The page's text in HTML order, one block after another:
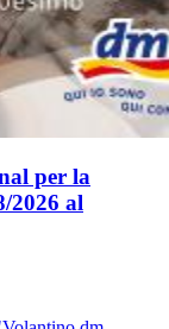
per la
2026 al